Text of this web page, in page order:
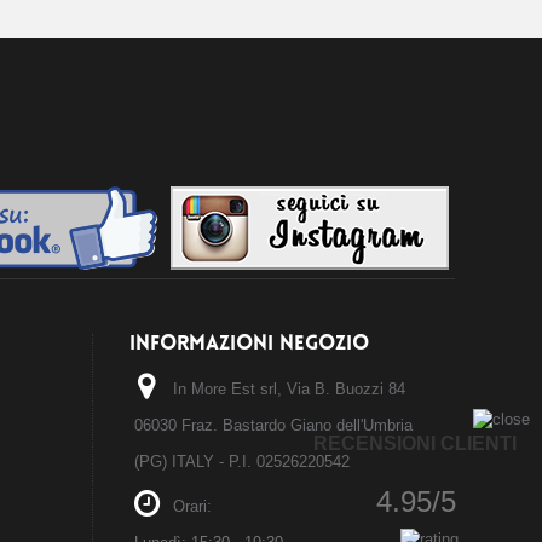
INFORMAZIONI NEGOZIO
In More Est srl, Via B. Buozzi 84
06030 Fraz. Bastardo Giano dell'Umbria
(PG) ITALY - P.I. 02526220542
Orari:
RECENSIONI CLIENTI
4.95/5